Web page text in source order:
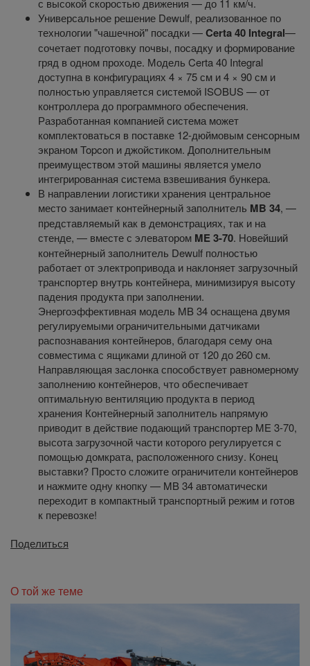
с высокой скоростью движения — до 11 км/ч.
Универсальное решение Dewulf, реализованное по
технологии "чашечной" посадки —Certa 40 Integral—
сочетает подготовку почвы, посадку и формирование
гряд в одном проходе. Модель Certa 40 Integral
доступна в конфигурациях 4 × 75 см и 4 × 90 см и
полностью управляется системой ISOBUS — от
контроллера до программного обеспечения.
Разработанная компанией система может
комплектоваться в поставке 12-дюймовым сенсорным
экраном Topcon и джойстиком. Дополнительным
преимуществом этой машины является умело
интегрированная система взвешивания бункера.
В направлении логистики хранения центральное
место занимает контейнерный заполнитель MB 34, —
представляемый как в демонстрациях, так и на
стенде, — вместе с элеватором ME 3-70. Новейший
контейнерный заполнитель Dewulf полностью
работает от электропривода и наклоняет загрузочный
транспортер внутрь контейнера, минимизируя высоту
падения продукта при заполнении.
Энергоэффективная модель MB 34 оснащена двумя
регулируемыми ограничительными датчиками
распознавания контейнеров, благодаря сему она
совместима с ящиками длиной от 120 до 260 см.
Направляющая заслонка способствует равномерному
заполнению контейнеров, что обеспечивает
оптимальную вентиляцию продукта в период
хранения Контейнерный заполнитель напрямую
приводит в действие подающий транспортер ME 3-70,
высота загрузочной части которого регулируется с
помощью домкрата, расположенного снизу. Конец
выставки? Просто сложите ограничители контейнеров
и нажмите одну кнопку — MB 34 автоматически
переходит в компактный транспортный режим и готов
к перевозке!
Поделиться
О той же теме